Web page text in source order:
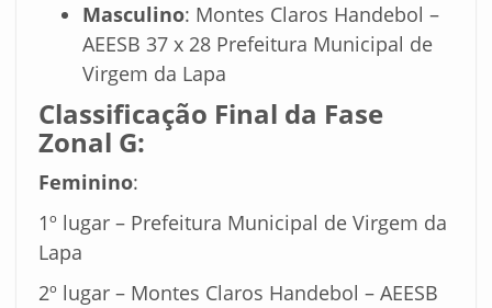
Masculino: Montes Claros Handebol –
AEESB 37 x 28 Prefeitura Municipal de
Virgem da Lapa
Classificação Final da Fase
Zonal G:
Feminino:
1º lugar – Prefeitura Municipal de Virgem da
Lapa
2º lugar – Montes Claros Handebol – AEESB